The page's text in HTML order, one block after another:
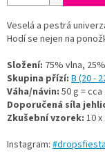
Veselá a pestrá
Hodí se nejen na
Složení: 75% vlna,
Skupina přízí: B (20 -
Váha/návin: 50 g =
Doporučená síla
Zkušební vzorek: 10
Instagram: